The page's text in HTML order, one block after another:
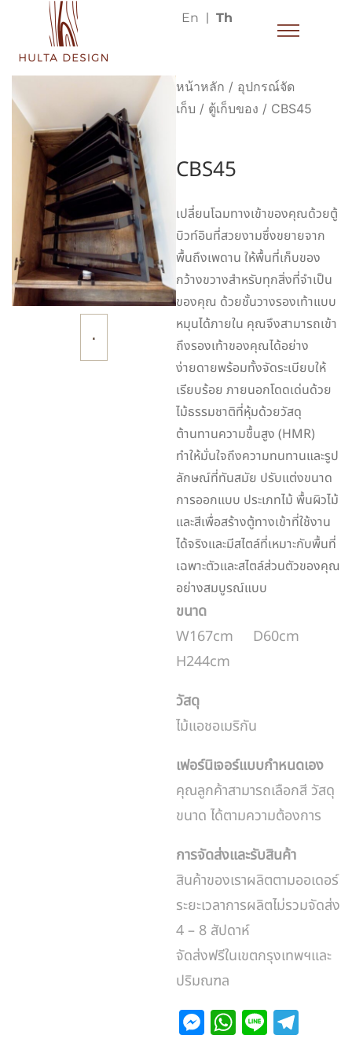
En Th
หน้าหลัก / อุปกรณ์จัด
เก็บ / ตู้เก็บของ / CBS45
CBS45
เปลี่ยนโฉมทางเข้าของคุณด้วยตู้
บิวท์อินที่สวยงามซึ่งขยายจาก
พื้นถึงเพดาน ให้พื้นที่เก็บของ
กว้างขวางสำหรับทุกสิ่งที่จำเป็น
ของคุณ ด้วยชั้นวางรองเท้าแบบ
หมุนได้ภายใน คุณจึงสามารถเข้า
ถึงรองเท้าของคุณได้อย่าง
ง่ายดายพร้อมทั้งจัดระเบียบให้
เรียบร้อย ภายนอกโดดเด่นด้วย
ไม้ธรรมชาติที่หุ้มด้วยวัสดุ
ต้านทานความชื้นสูง (HMR)
ทำให้มั่นใจถึงความทนทานและรูป
ลักษณ์ที่ทันสมัย ปรับแต่งขนาด
การออกแบบ ประเภทไม้ พื้นผิวไม้
และสีเพื่อสร้างตู้ทางเข้าที่ใช้งาน
ได้จริงและมีสไตล์ที่เหมาะกับพื้นที่
เฉพาะตัวและสไตล์ส่วนตัวของคุณ
อย่างสมบูรณ์แบบ
ขนาด
W167cm D60cm
H244cm
วัสดุ
ไม้แอชอเมริกัน
เฟอร์นิเจอร์แบบกำหนดเอง
คุณลูกค้าสามารถเลือกสี วัสดุ
ขนาด ได้ตามความต้องการ
การจัดส่งและรับสินค้า
สินค้าของเราผลิตตามออเดอร์
ระยะเวลาการผลิตไม่รวมจัดส่ง
4 – 8 สัปดาห์
จัดส่งฟรีในเขตกรุงเทพฯและ
ปริมณฑล
M W Li